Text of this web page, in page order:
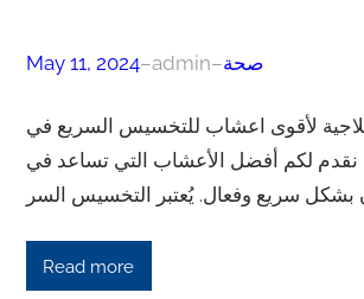
May 11, 2024–admin–صحة
لأقوى اعشاب للتخسيس السريع في
نقدم لكم أفضل الأعشاب التي تساعد في
Read more